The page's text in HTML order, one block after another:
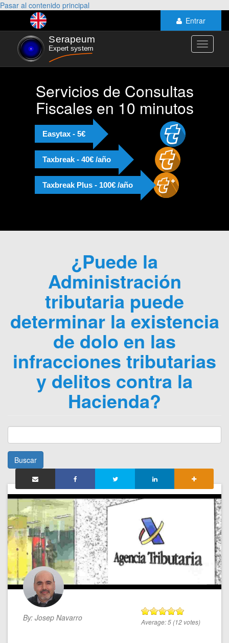
Pasar al contenido principal
Entrar
Toggle
Servicios de Consultas
Fiscales en 10 minutos
Easytax - 5€
Taxbreak - 40€ /año
Taxbreak Plus - 100€ /año
¿Puede la
Administración
tributaria puede
determinar la existencia
de dolo en las
infracciones tributarias
y delitos contra la
Hacienda?
Buscar
By: Josep Navarro Average:5(12 votes)